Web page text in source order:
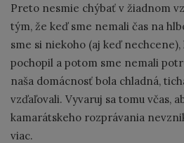
Preto nesmie chýbať v žiadnom
tým, že keď sme nemali čas na
sme si niekoho (aj keď nechcene),
pochopil a potom sme nemali
naša domácnosť bola chladná,
vzďaľovali. Vyvaruj sa tomu včas,
kamarátskeho rozprávania
viac.